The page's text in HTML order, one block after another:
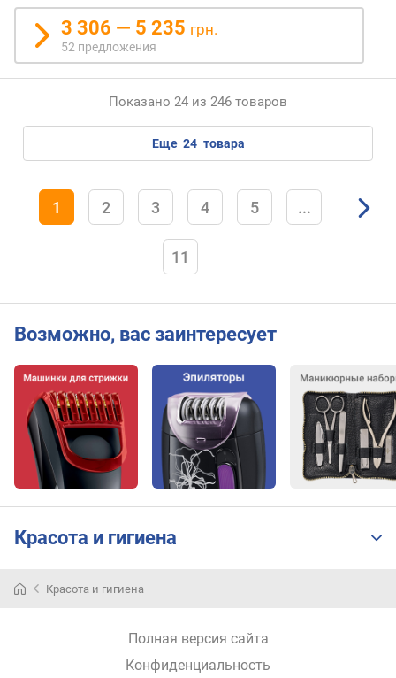
и
в
а
н
и
о
р
н
к
б
е
л
я
(
м
)
3 306 — 5 235 грн.
52 предложения
Показано 24 из 246 товаров
еще 24 товара
1 2 3 4 5 ...
11
Возможно, вас заинтересует
Красота и гигиена
Красота и гигиена
Полная версия сайта
Конфиденциальность